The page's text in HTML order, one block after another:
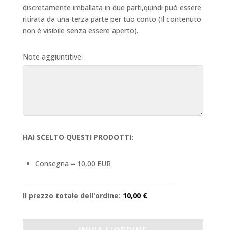
discretamente imballata in due parti,quindi può essere
ritirata da una terza parte per tuo conto (Il contenuto
non è visibile senza essere aperto).
Note aggiuntitive:
HAI SCELTO QUESTI PRODOTTI:
Consegna = 10,00 EUR
Il prezzo totale dell'ordine: 10,00 €